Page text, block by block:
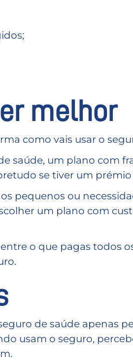
melhor
como vais usar o
saúde, um plano com
se tiver um
pequenos ou
um plano com
o que pagas todos
de saúde apenas
usam o seguro,